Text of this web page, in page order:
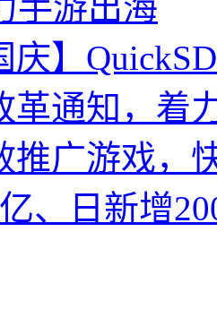
庆】
革通知，着
推广游戏，
、日新增